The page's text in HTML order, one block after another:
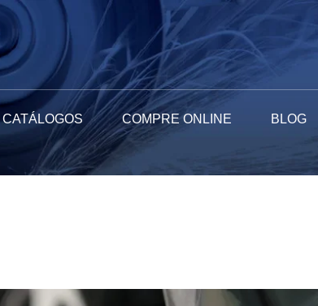
CATÁLOGOS COMPRE ONLINE BLOG